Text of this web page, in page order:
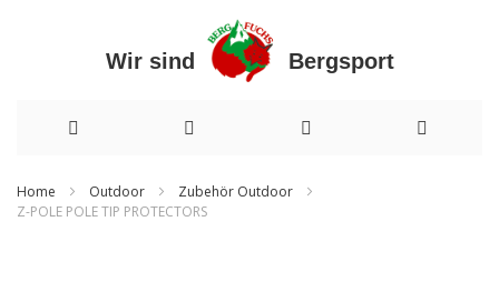
Wir sind Bergsport
Home Outdoor
Zubehör Outdoor
Z-POLE POLE TIP PROTECTORS